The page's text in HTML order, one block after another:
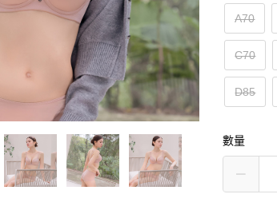
A70
C70
D85
數量